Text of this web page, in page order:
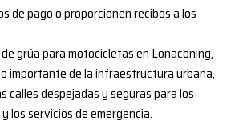
de pago o proporcionen recibos a los
grúa para motocicletas en Lonaconing,
importante de la infraestructura urbana,
calles despejadas y seguras para los
los servicios de emergencia.